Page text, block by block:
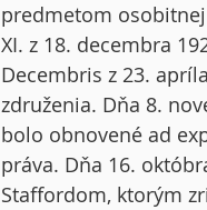
predmetom
XI. z 18. decembra
Decembris z 23.
združenia. Dňa 8.
bolo obnovené ad
práva. Dňa 16.
Staffordom, ktorým